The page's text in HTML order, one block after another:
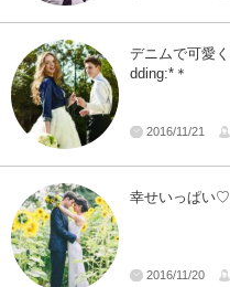
デニムで可愛
dding:*＊
2016/11/21
幸せいっぱい♡
2016/11/20